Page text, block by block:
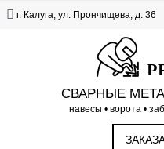
г. Калуга, ул. Прончищева, д. 36
СВАРНЫЕ
навесы • ворота •